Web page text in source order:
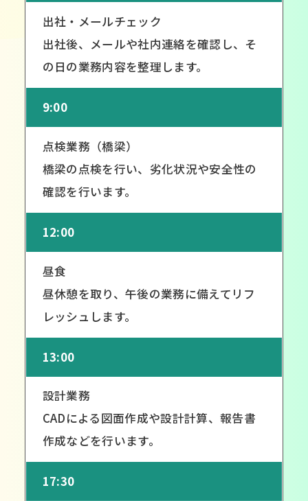
出社・メールチェック
出社後、メールや社内連絡を確認し、そ
の日の業務内容を整理します。
9:00
点検業務（橋梁）
橋梁の点検を行い、劣化状況や安全性の
確認を行います。
12:00
昼食
昼休憩を取り、午後の業務に備えてリフ
レッシュします。
13:00
設計業務
CADによる図面作成や設計計算、報告書
作成などを行います。
17:30